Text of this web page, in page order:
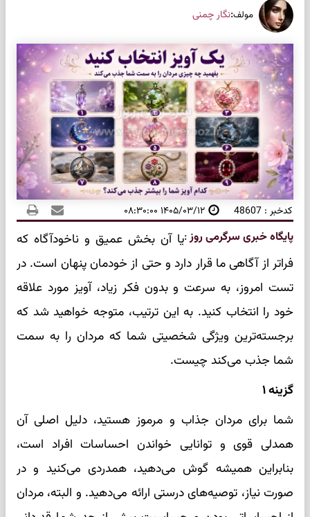
مولف:نگار چمنی
کدخبر : 48607 ۱۴۰۵/۰۳/۱۲ ۰۸:۳۰:۰۰
پایگاه خبری سرگرمی روز:یا آن بخش عمیق و ناخودآگاه که
فراتر از آگاهی ما قرار دارد و حتی از خودمان پنهان است. در
تست امروز، به سرعت و بدون فکر زیاد، آویز مورد علاقه
خود را انتخاب کنید. به این ترتیب، متوجه خواهید شد که
برجسته‌ترین ویژگی شخصیتی شما که مردان را به سمت
شما جذب می‌کند چیست.
گزینه ۱
شما برای مردان جذاب و مرموز هستید، دلیل اصلی آن
همدلی قوی و توانایی خواندن احساسات افراد است،
بنابراین همیشه گوش می‌دهید، همدردی می‌کنید و در
صورت نیاز، توصیه‌های درستی ارائه می‌دهید. و البته، مردان